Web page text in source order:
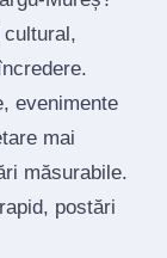
evenimente
mai
măsurabile.
postări